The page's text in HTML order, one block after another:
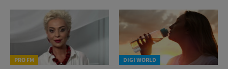
PRO FM DIGI WORLD